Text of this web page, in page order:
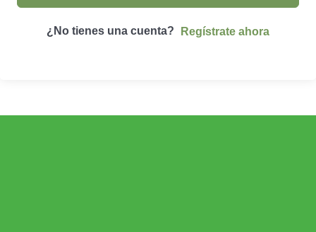
¿No tienes una cuenta? Regístrate ahora